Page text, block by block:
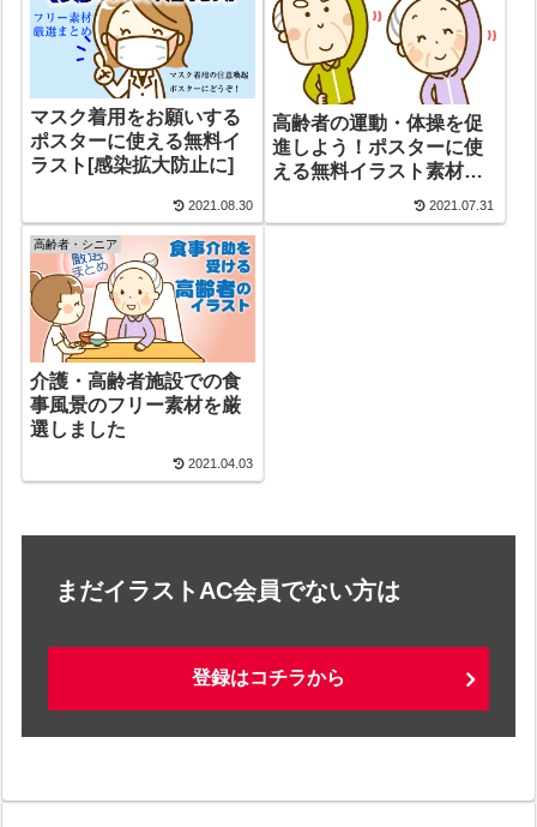
マスク着用をお願いする
ポスターに使える無料イ
ラスト[感染拡大防止に]
2021.08.30
高齢者の運動・体操を促
進しよう！ポスターに使
える無料イラスト素材厳
2021.07.31
高齢者・シニア
介護・高齢者施設での食
事風景のフリー素材を厳
選しました
2021.04.03
まだイラストAC会員でない方は
登録はコチラから